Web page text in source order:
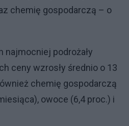
chemię gospodarczą – o
podrożały
ceny wzrosły średnio o 13
chemię gospodarczą
owoce (6,4 proc.) i